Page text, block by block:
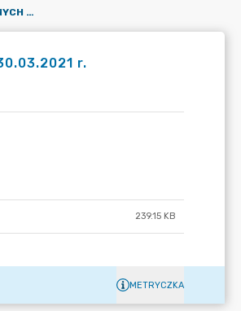
IMIENNY WYKAZ GŁOSOWANIA RADNYCH NA XXXVII SESJI RADY MIEJSKIEJ W DNIU 30.03.2021 R.
r.
239.15 KB
METRYCZKA